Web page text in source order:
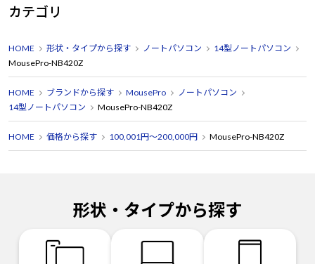
カテゴリ
HOME 形状・タイプから探す ノートパソコン
14型ノートパソコン
MousePro-NB420Z
HOME ブランドから探す MousePro
ノートパソコン
14型ノートパソコン
MousePro-NB420Z
HOME 価格から探す 100,001円～200,000円 MousePro-NB420Z
形状・タイプから探す